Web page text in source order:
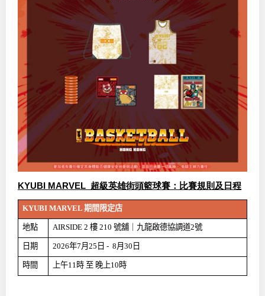
KYUBI MARVEL 超級英雄街頭籃球賽：比賽規則及日程
KYUBI MARVEL 期間限定店
地點 AIRSIDE 2 樓210 號舖｜九龍啟德協調道2號
日期 2026年7 月 25 日 - 8 月 30 日
時間 上午11 時 至 晚上10 時